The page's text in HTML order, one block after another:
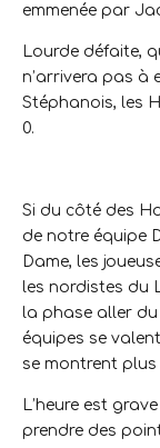
emmenée par
Lourde défaite,
n’arrivera pas à
Stéphanois, les
0.
Si du côté des
de notre équipe
Dame, les
les nordistes du
la phase aller du
équipes se
se montrent plus
L’heure est
prendre des